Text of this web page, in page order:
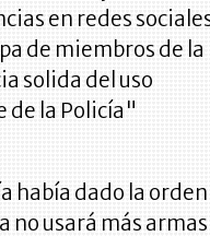
en redes
de miembros de la
solida del uso
de la Policía"
había dado la orden
no usará más armas